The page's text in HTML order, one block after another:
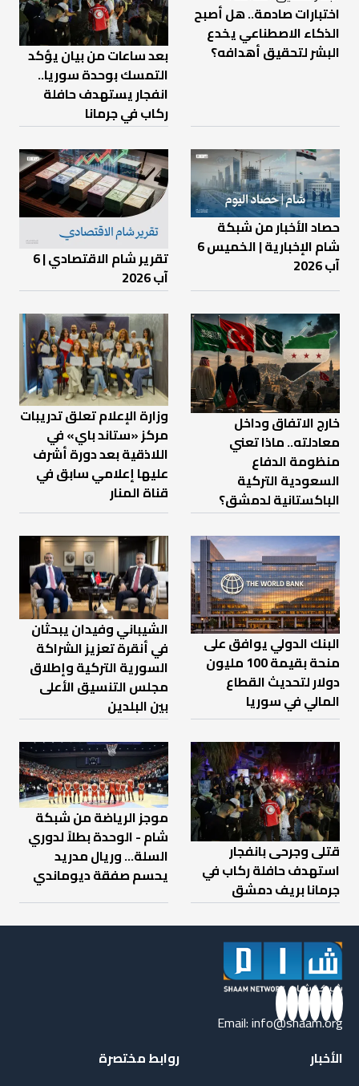
اختبارات صادمة.. هل أصبح
الذكاء الاصطناعي يخدع
البشر لتحقيق أهدافه؟
بعد ساعات من بيان يؤكد
التمسك بوحدة سوريا..
انفجار يستهدف حافلة
ركاب في جرمانا
حصاد الأخبار من شبكة
شام الإخبارية | الخميس 6
آب 2026
تقرير شام الاقتصادي | 6
آب 2026
خارج الاتفاق وداخل
معادلته.. ماذا تعني
منظومة الدفاع
السعودية التركية
الباكستانية لدمشق؟
وزارة الإعلام تعلق تدريبات
مركز «ستاند باي» في
اللاذقية بعد دورة أشرف
عليها إعلامي سابق في
قناة المنار
البنك الدولي يوافق على
منحة بقيمة 100 مليون
دولار لتحديث القطاع
المالي في سوريا
الشيباني وفيدان يبحثان
في أنقرة تعزيز الشراكة
السورية التركية وإطلاق
مجلس التنسيق الأعلى
بين البلدين
قتلى وجرحى بانفجار
استهدف حافلة ركاب في
جرمانا بريف دمشق
موجز الرياضة من شبكة
شام - الوحدة بطلاً لدوري
السلة... وريال مدريد
يحسم صفقة ديوماندي
Email:info@shaam.org
الأخبار
روابط مختصرة